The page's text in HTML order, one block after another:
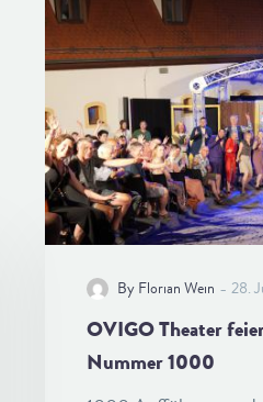
By Florian Wein -28.
OVIGO Theater
Nummer 1000